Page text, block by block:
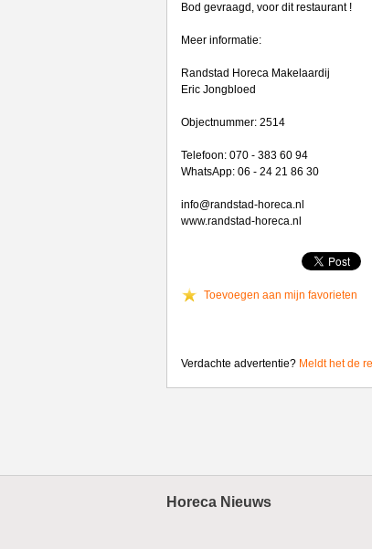
Bod gevraagd, voor dit restaurant !
Meer informatie:
Randstad Horeca Makelaardij
Eric Jongbloed
Objectnummer: 2514
Telefoon: 070 - 383 60 94
WhatsApp: 06 - 24 21 86 30
info@randstad-horeca.nl
www.randstad-horeca.nl
Toevoegen aan mijn favorieten
Verdachte advertentie? Meldt het de
Horeca Nieuws